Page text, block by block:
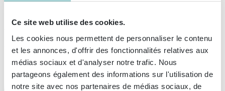
Ce site web utilise des cookies.
Les cookies nous permettent de personnaliser le contenu
et les annonces, d'offrir des fonctionnalités relatives aux
médias sociaux et d'analyser notre trafic. Nous
partageons également des informations sur l'utilisation de
notre site avec nos partenaires de médias sociaux, de
Voici un exemple optimal d'un plan détaillé et d'un plan
d'ensemble.